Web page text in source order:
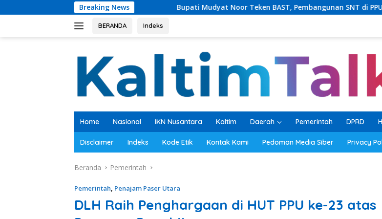
ke
Breaking News
Bupati Mudyat Noor Teken BAST, Pembangunan SNT di PPU Segera Dimulai
BERANDA Indeks
Home Nasional IKN Nusantara Kaltim Daerah Pemerintah DPRD
Disclaimer Indeks Kode Etik Kontak Kami Pedoman Media Siber Privacy
Beranda Pemerintah
Pemerintah, Penajam Paser Utara
DLH Raih Penghargaan di HUT PPU ke-23 atas